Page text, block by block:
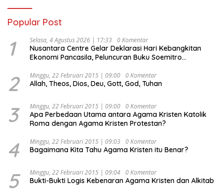
Popular Post
1 Selasa, 4 Agustus 2026 | 17:33 0 Komentar
Nusantara Centre Gelar Deklarasi Hari Kebangkitan
Ekonomi Pancasila, Peluncuran Buku Soemitro
Ekonomi Politik Indonesia) & Simposium Nasional
“Urgensi Undang-Undang Perekonomian Nasional dan
Indonesia Emas 2045”,
2 Minggu, 22 Februari 2015 | 09:00 0 Komentar
Allah, Theos, Dios, Deu, Gott, God, Tuhan
3 Minggu, 22 Februari 2015 | 09:00 0 Komentar
Apa Perbedaan Utama antara Agama Kristen Katolik
Roma dengan Agama Kristen Protestan?
4 Minggu, 22 Februari 2015 | 09:03 0 Komentar
Bagaimana Kita Tahu Agama Kristen itu Benar?
5 Minggu, 22 Februari 2015 | 09:04 0 Komentar
Bukti-Bukti Logis Kebenaran Agama Kristen dan Alkitab